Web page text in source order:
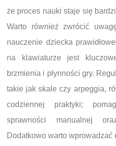
że proces nauki staje się
Warto również zwrócić
nauczenie dziecka
na klawiaturze jest
brzmienia i płynności gry.
takie jak skale czy arpeggia,
codziennej praktyki;
sprawności manualnej
Dodatkowo warto wprowadzać